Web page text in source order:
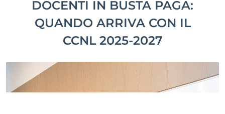
DOCENTI IN BUSTA PAGA:
QUANDO ARRIVA CON IL
CCNL 2025-2027